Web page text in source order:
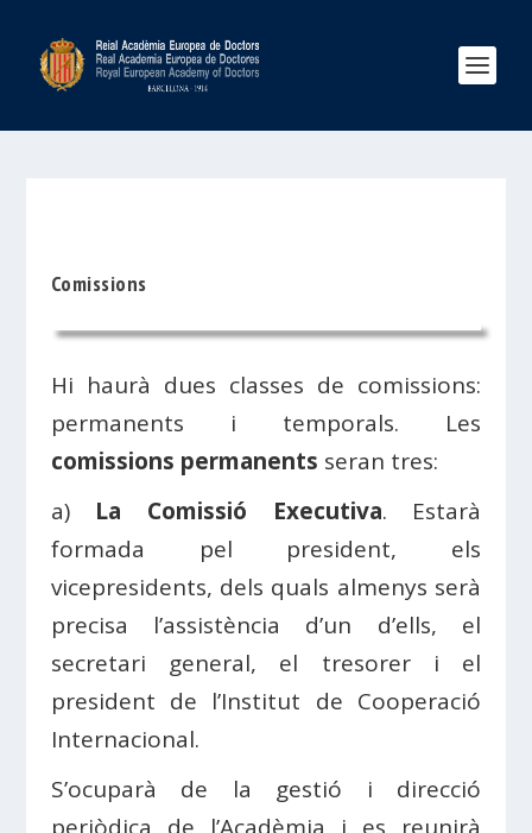
Comissions
Hi haurà dues classes de comissions:
permanents i temporals. Les
comissions permanents seran tres:
a) La Comissió Executiva. Estarà
formada pel president, els
vicepresidents, dels quals almenys serà
precisa l’assistència d’un d’ells, el
secretari general, el tresorer i el
president de l’Institut de Cooperació
Internacional.
S’ocuparà de la gestió i direcció